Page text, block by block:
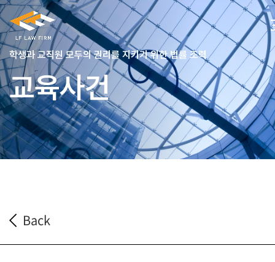
학생과 교직원 모두의 권리를 지키기 위한 법률 조력
교육사건
Back